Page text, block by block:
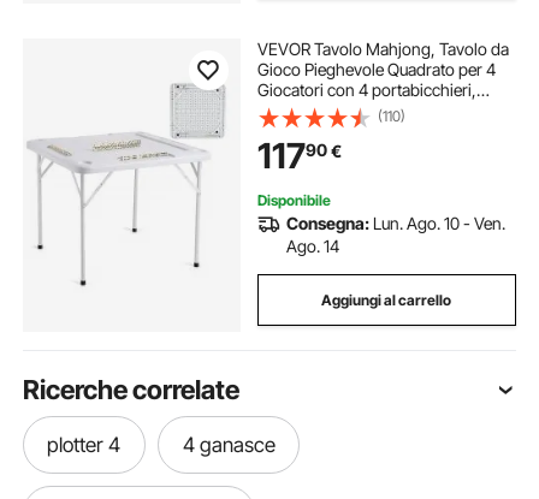
VEVOR Tavolo Mahjong, Tavolo da
Gioco Pieghevole Quadrato per 4
Giocatori con 4 portabicchieri,
Tavolo da Gioco Domino Portatile
con 1 Set di Domino per Puzzle di
Poker Mahjong, 900 x 900 mm,
Bianco
(110)
11790€
Disponibile
Consegna: Lun. Ago. 10 - Ven.
Ago. 14
Aggiungi al carrello
Ricerche correlate
plotter 4 4 ganasce